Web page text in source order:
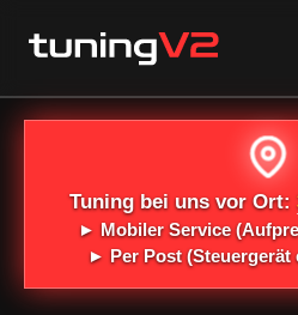
Tuning bei uns vor Ort:
► Mobiler Service
►Per Post(Steuergerät